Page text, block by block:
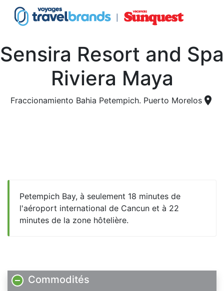
Sensira Resort and Spa
Riviera Maya
Fraccionamiento Bahia Petempich. Puerto Morelosplace
Petempich Bay, à seulement 18 minutes de
l'aéroport international de Cancun et à 22
minutes de la zone hôtelière.
Commodités